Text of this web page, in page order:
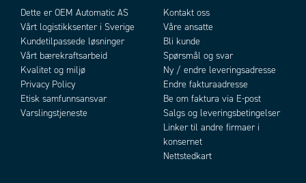
Dette er OEM Automatic AS
Vårt logistikksenter i Sverige
Kundetilpassede løsninger
Vårt bærekraftsarbeid
Kvalitet og miljø
Privacy Policy
Etisk samfunnsansvar
Varslingstjeneste
Kontakt oss
Våre ansatte
Bli kunde
Spørsmål og svar
Ny / endre leveringsadresse
Endre fakturaadresse
Be om faktura via E-post
Salgs og leveringsbetingelser
Linker til andre firmaer i
konsernet
Nettstedkart